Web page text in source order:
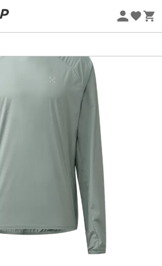
-5% Extra - Kode Summer5
tørre ørken kan solen være en
Heldigvis træder
ind på scenen med sit
Dette lette
dig en enestående